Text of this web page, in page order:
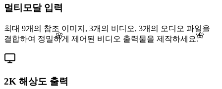
🌸 🌺
멀티모달 입력
최대 9개의 참조 이미지, 3개의 비디오, 3개의 오디오 파일을
결합하여 정밀하게 제어된 비디오 출력물을 제작하세요.
2K 해상도 출력